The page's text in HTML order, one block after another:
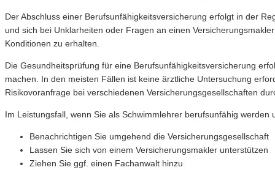
Der Abschluss einer Berufsunfähigkeitsversicherung erfolgt in der
und sich bei Unklarheiten oder Fragen an einen
Konditionen zu erhalten.
Die Gesundheitsprüfung für eine Berufsunfähigkeitsversicherung
machen. In den meisten Fällen ist keine ärztliche Untersuchung
Risikovoranfrage bei verschiedenen Versicherungsgesellschaften
Im Leistungsfall, wenn Sie als Schwimmlehrer berufsunfähig
Benachrichtigen Sie umgehend die Versicherungsgesellschaft
Lassen Sie sich von einem Versicherungsmakler unterstützen
Ziehen Sie ggf. einen Fachanwalt hinzu